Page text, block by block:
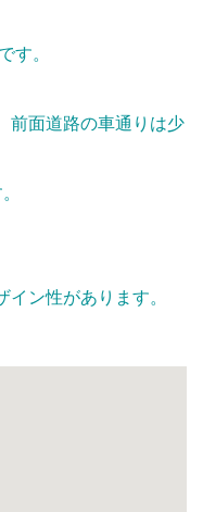
す。
前面道路の車通りは少
ン性があります。